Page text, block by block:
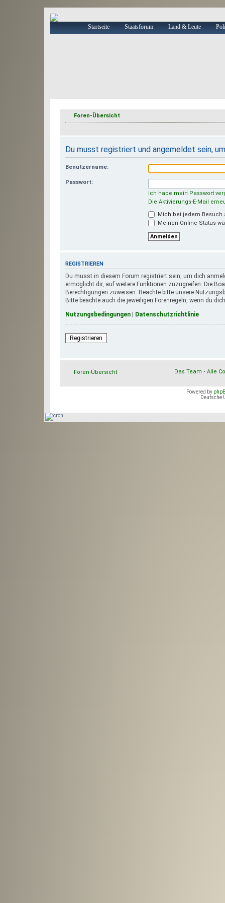
Startseite Staatsforum Land & Leute
Foren-Übersicht
Du musst registriert und angemeldet sein,
Benutzername:
Passwort:
Ich habe mein Passwort
Die Aktivierungs-E-Mail
Mich bei jedem
Meinen Online-Status
REGISTRIEREN
Du musst in diesem Forum registriert sein, um dich
ermöglicht dir, auf weitere Funktionen zuzugreifen. Die
Berechtigungen zuweisen. Beachte bitte unsere
Bitte beachte auch die jeweiligen Forenregeln, wenn du
Nutzungsbedingungen | Datenschutzrichtlinie
Registrieren
Foren-Übersicht Das Team • Alle
Powered by
Deutsche